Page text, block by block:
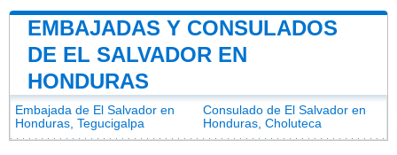
EMBAJADAS Y CONSULADOS
DE EL SALVADOR EN
HONDURAS
Embajada de El Salvador en
Honduras, Tegucigalpa
Consulado de El Salvador en
Honduras, Choluteca